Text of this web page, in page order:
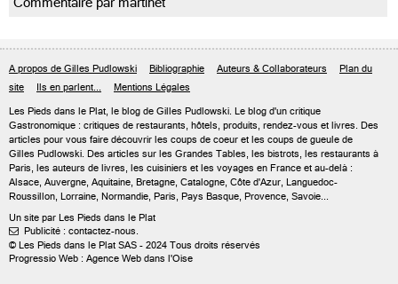
A propos de Gilles Pudlowski Bibliographie Auteurs & Collaborateurs
Plan du
site
Ils en parlent... Mentions Légales
Les Pieds dans le Plat, le blog de Gilles Pudlowski. Le blog d'un critique
Gastronomique : critiques de restaurants, hôtels, produits, rendez-vous et livres. Des
articles pour vous faire découvrir les coups de coeur et les coups de gueule de
Gilles Pudlowski. Des articles sur les Grandes Tables, les bistrots, les restaurants à
Paris, les auteurs de livres, les cuisiniers et les voyages en France et au-delà :
Alsace, Auvergne, Aquitaine, Bretagne, Catalogne, Côte d'Azur, Languedoc-
Roussillon, Lorraine, Normandie, Paris, Pays Basque, Provence, Savoie...
Un site par Les Pieds dans le Plat
 Publicité : contactez-nous.
© Les Pieds dans le Plat SAS - 2024 Tous droits réservés
Progressio Web : Agence Web dans l'Oise